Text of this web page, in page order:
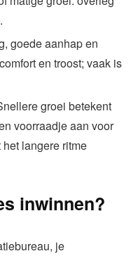
goede aanhap en
en troost; vaak is
groei betekent
voorraadje aan voor
langere ritme
inwinnen?
je